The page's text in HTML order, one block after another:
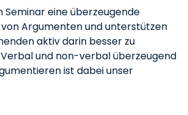
Seminar eine überzeugende
Argumenten und unterstützen
aktiv darin besser zu
und non-verbal überzeugend
ist dabei unser